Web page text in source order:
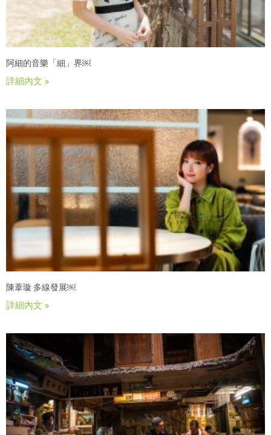
阿細的音樂「細」界￼
詳細內文 »
陳葦璇 多線發展￼
詳細內文 »